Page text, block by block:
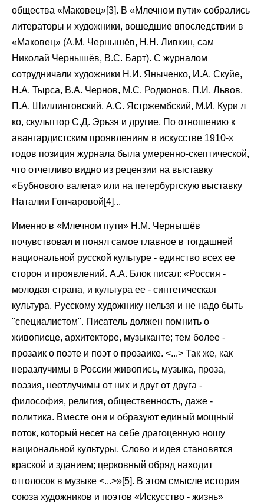
общества «Маковец»[3]. В «Млечном пути» собрались
литераторы и художники, вошедшие впоследствии в
«Маковец» (А.М. Чернышёв, Н.Н. Ливкин, сам
Николай Чернышёв, В.С. Барт). С журналом
сотрудничали художники Н.И. Яныченко, И.А. Скуйе,
Н.А. Тырса, В.А. Чернов, М.С. Родионов, П.И. Львов,
П.А. Шиллинговский, А.С. Ястржембский, М.И. Кури л
ко, скульптор С.Д. Эрьзя и другие. По отношению к
авангардистским проявлениям в искусстве 1910-х
годов позиция журнала была умеренно-скептической,
что отчетливо видно из рецензии на выставку
«Бубнового валета» или на петербургскую выставку
Наталии Гончаровой[4]...
Именно в «Млечном пути» Н.М. Чернышёв
почувствовал и понял самое главное в тогдашней
национальной русской культуре - единство всех ее
сторон и проявлений. А.А. Блок писал: «Россия -
молодая страна, и культура ее - синтетическая
культура. Русскому художнику нельзя и не надо быть
"специалистом". Писатель должен помнить о
живописце, архитекторе, музыканте; тем более -
прозаик о поэте и поэт о прозаике. <...> Так же, как
неразлучимы в России живопись, музыка, проза,
поэзия, неотлучимы от них и друг от друга -
философия, религия, общественность, даже -
политика. Вместе они и образуют единый мощный
поток, который несет на себе драгоценную ношу
национальной культуры. Слово и идея становятся
краской и зданием; церковный обряд находит
отголосок в музыке <...>»[5]. В этом смысле история
союза художников и поэтов «Искусство - жизнь»